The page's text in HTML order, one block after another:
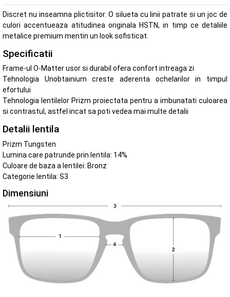
Discret nu inseamna plictisitor. O silueta cu linii patrate si un joc de
culori accentueaza atitudinea originala HSTN, in timp ce detaliile
metalice premium mentin un look sofisticat.
Specificatii
Frame-ul O-Matter usor si durabil ofera confort intreaga zi
Tehnologia Unobtainium creste aderenta ochelarilor in timpul
efortului
Tehnologia lentilelor Prizm proiectata pentru a imbunatati culoarea
si contrastul, astfel incat sa poti vedea mai multe detalii
Detalii lentila
Prizm Tungsten
Lumina care patrunde prin lentila: 14%
Culoare de baza a lentilei: Bronz
Categorie lentila: S3
Dimensiuni